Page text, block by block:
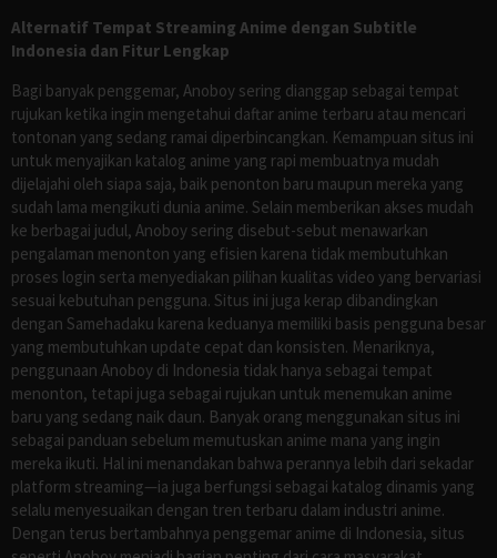
Alternatif Tempat Streaming Anime dengan Subtitle
Indonesia dan Fitur Lengkap
Bagi banyak penggemar, Anoboy sering dianggap sebagai tempat
rujukan ketika ingin mengetahui daftar anime terbaru atau mencari
tontonan yang sedang ramai diperbincangkan. Kemampuan situs ini
untuk menyajikan katalog anime yang rapi membuatnya mudah
dijelajahi oleh siapa saja, baik penonton baru maupun mereka yang
sudah lama mengikuti dunia anime. Selain memberikan akses mudah
ke berbagai judul, Anoboy sering disebut-sebut menawarkan
pengalaman menonton yang efisien karena tidak membutuhkan
proses login serta menyediakan pilihan kualitas video yang bervariasi
sesuai kebutuhan pengguna. Situs ini juga kerap dibandingkan
dengan Samehadaku karena keduanya memiliki basis pengguna besar
yang membutuhkan update cepat dan konsisten. Menariknya,
penggunaan Anoboy di Indonesia tidak hanya sebagai tempat
menonton, tetapi juga sebagai rujukan untuk menemukan anime
baru yang sedang naik daun. Banyak orang menggunakan situs ini
sebagai panduan sebelum memutuskan anime mana yang ingin
mereka ikuti. Hal ini menandakan bahwa perannya lebih dari sekadar
platform streaming—ia juga berfungsi sebagai katalog dinamis yang
selalu menyesuaikan dengan tren terbaru dalam industri anime.
Dengan terus bertambahnya penggemar anime di Indonesia, situs